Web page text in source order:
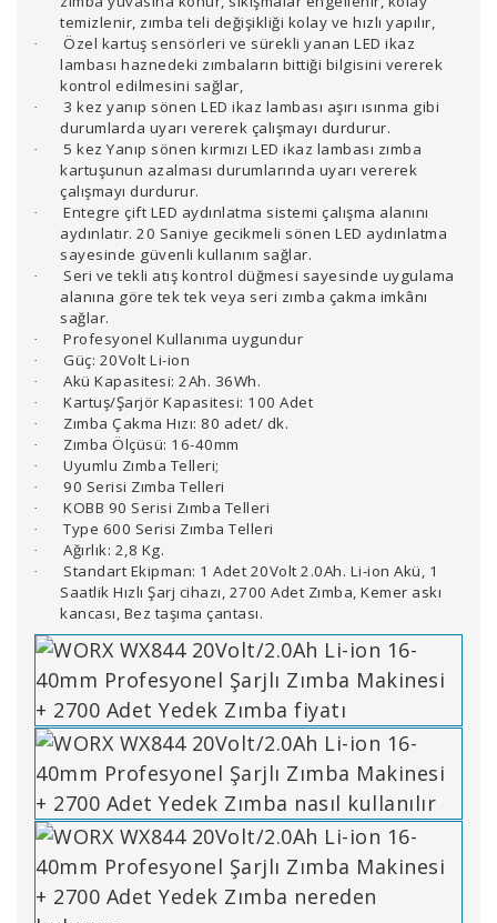
temizlenir, zımba teli değişikliği kolay ve hızlı yapılır,
·
Özel kartuş sensörleri ve sürekli yanan LED ikaz
lambası haznedeki zımbaların bittiği bilgisini vererek
kontrol edilmesini sağlar,
·
3 kez yanıp sönen LED ikaz lambası aşırı ısınma gibi
durumlarda uyarı vererek çalışmayı durdurur.
·
5 kez Yanıp sönen kırmızı LED ikaz lambası zımba
kartuşunun azalması durumlarında uyarı vererek
çalışmayı durdurur.
·
Entegre çift LED aydınlatma sistemi çalışma alanını
aydınlatır. 20 Saniye gecikmeli sönen LED aydınlatma
sayesinde güvenli kullanım sağlar.
·
Seri ve tekli atış kontrol düğmesi sayesinde uygulama
alanına göre tek tek veya seri zımba çakma imkânı
sağlar.
· Profesyonel Kullanıma uygundur
· Güç: 20Volt Li-ion
· Akü Kapasitesi: 2Ah. 36Wh.
· Kartuş/Şarjör Kapasitesi: 100 Adet
· Zımba Çakma Hızı: 80 adet/ dk.
· Zımba Ölçüsü: 16-40mm
· Uyumlu Zımba Telleri;
· 90 Serisi Zımba Telleri
· KOBB 90 Serisi Zımba Telleri
· Type 600 Serisi Zımba Telleri
· Ağırlık: 2,8 Kg.
·
Standart Ekipman: 1 Adet 20Volt 2.0Ah. Li-ion Akü, 1
Saatlik Hızlı Şarj cihazı, 2700 Adet Zımba, Kemer askı
kancası, Bez taşıma çantası.